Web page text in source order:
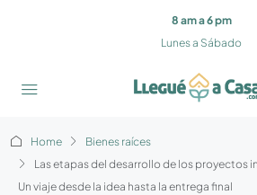
8 am a 6 pm
Lunes a Sábado
Home
Bienes raíces
Las etapas del desarrollo de los proyectos
Un viaje desde la idea hasta la entrega final